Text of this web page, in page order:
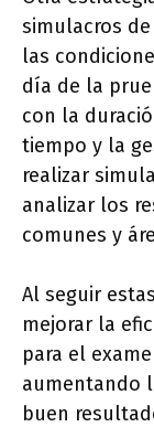
simulacros
las
día de la
con la
tiempo y la
realizar
analizar los
comunes y
Al seguir
mejorar la
para el
aumentando
buen